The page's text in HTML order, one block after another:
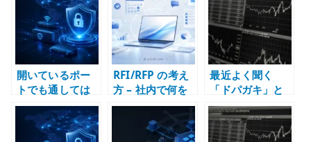
r
開いているポー
トでも通しては
いけない – 接続
状態とパケット
構造の検証
RFI/RFP の考え
方 – 社内で何を
握り、外部に何
を任せるか
最近よく聞く
「ドパガキ」と
は？意味と広が
った背景を整理
する